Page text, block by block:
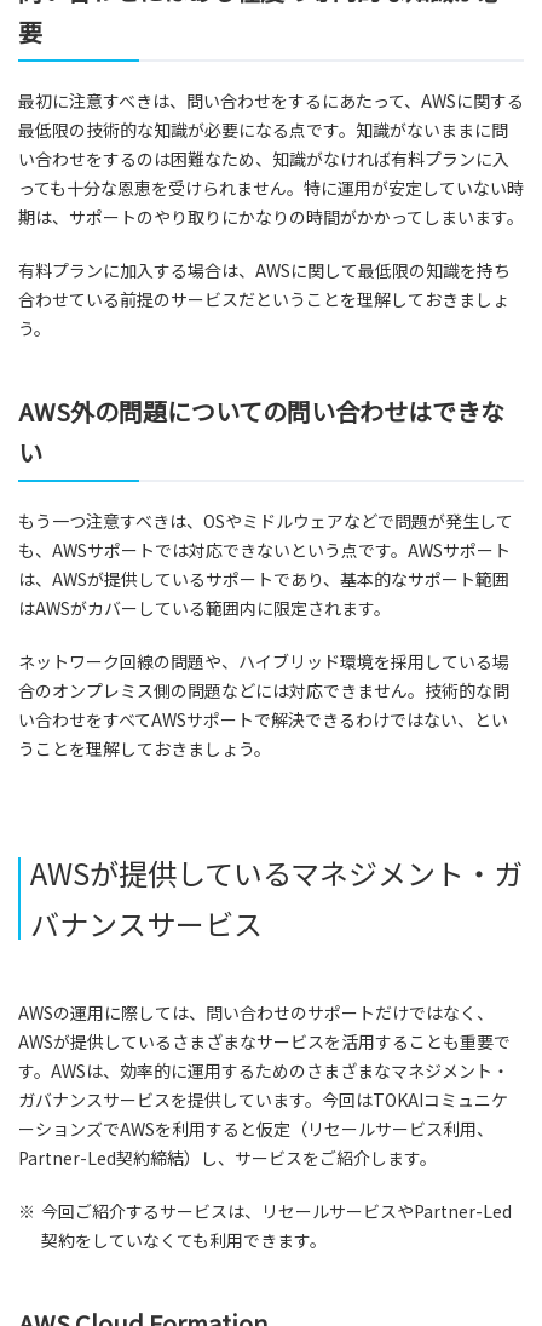
要
最初に注意すべきは、問い合わせをするにあたって、AWSに関する
最低限の技術的な知識が必要になる点です。知識がないままに問
い合わせをするのは困難なため、知識がなければ有料プランに入
っても十分な恩恵を受けられません。特に運用が安定していない時
期は、サポートのやり取りにかなりの時間がかかってしまいます。
有料プランに加入する場合は、AWSに関して最低限の知識を持ち
合わせている前提のサービスだということを理解しておきましょ
う。
AWS外の問題についての問い合わせはできな
い
もう一つ注意すべきは、OSやミドルウェアなどで問題が発生して
も、AWSサポートでは対応できないという点です。AWSサポート
は、AWSが提供しているサポートであり、基本的なサポート範囲
はAWSがカバーしている範囲内に限定されます。
ネットワーク回線の問題や、ハイブリッド環境を採用している場
合のオンプレミス側の問題などには対応できません。技術的な問
い合わせをすべてAWSサポートで解決できるわけではない、とい
うことを理解しておきましょう。
AWSが提供しているマネジメント・ガ
バナンスサービス
AWSの運用に際しては、問い合わせのサポートだけではなく、
AWSが提供しているさまざまなサービスを活用することも重要で
す。AWSは、効率的に運用するためのさまざまなマネジメント・
ガバナンスサービスを提供しています。今回はTOKAIコミュニケ
ーションズでAWSを利用すると仮定（リセールサービス利用、
Partner-Led契約締結）し、サービスをご紹介します。
※ 今回ご紹介するサービスは、リセールサービスやPartner-Led
契約をしていなくても利用できます。